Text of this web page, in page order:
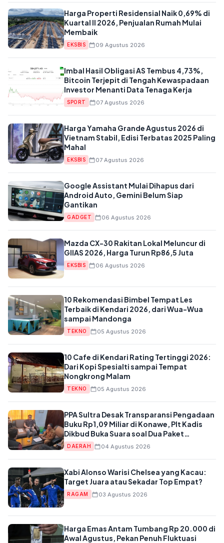
Harga Properti Residensial Naik 0,69% di
Kuartal II 2026, Penjualan Rumah Mulai
Membaik
EKSBIS 09 Agustus 2026
Imbal Hasil Obligasi AS Tembus 4,73%,
Bitcoin Terjepit di Tengah Kewaspadaan
Investor Menanti Data Tenaga Kerja
SPORT 07 Agustus 2026
Harga Yamaha Grande Agustus 2026 di
Vietnam Stabil, Edisi Terbatas 2025 Paling
Mahal
EKSBIS 07 Agustus 2026
Google Assistant Mulai Dihapus dari
Android Auto, Gemini Belum Siap
Gantikan
GADGET 06 Agustus 2026
Mazda CX-30 Rakitan Lokal Meluncur di
GIIAS 2026, Harga Turun Rp86,5 Juta
EKSBIS 06 Agustus 2026
10 Rekomendasi Bimbel Tempat Les
Terbaik di Kendari 2026, dari Wua-Wua
sampai Mandonga
TEKNO 05 Agustus 2026
10 Cafe di Kendari Rating Tertinggi 2026:
Dari Kopi Spesialti sampai Tempat
Nongkrong Malam
TEKNO 05 Agustus 2026
PPA Sultra Desak Transparansi Pengadaan
Buku Rp1,09 Miliar di Konawe, Plt Kadis
Dikbud Buka Suara soal Dua Paket
Anggaran
DAERAH 04 Agustus 2026
Xabi Alonso Warisi Chelsea yang Kacau:
Target Juara atau Sekadar Top Empat?
RAGAM 03 Agustus 2026
Harga Emas Antam Tumbang Rp 20.000 di
Awal Agustus, Pekan Penuh Fluktuasi